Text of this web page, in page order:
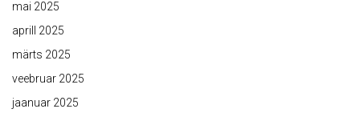
mai 2025
aprill 2025
märts 2025
veebruar 2025
jaanuar 2025